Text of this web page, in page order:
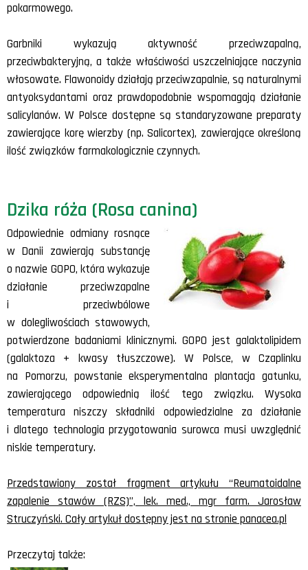
pokarmowego.
Garbniki wykazują aktywność przeciwzapalną,
przeciwbakteryjną, a także właściwości uszczelniające naczynia
włosowate. Flawonoidy działają przeciwzapalnie, są naturalnymi
antyoksydantami oraz prawdopodobnie wspomagają działanie
salicylanów. W Polsce dostępne są standaryzowane preparaty
zawierające korę wierzby (np. Salicortex), zawierające określoną
ilość związków farmakologicznie czynnych.
Dzika róża (Rosa canina)
Odpowiednie odmiany rosnące
w Danii zawierają substancję
o nazwie GOPO, która wykazuje
działanie przeciwzapalne
i przeciwbólowe
w dolegliwościach stawowych,
potwierdzone badaniami klinicznymi. GOPO jest galaktolipidem
(galaktoza + kwasy tłuszczowe). W Polsce, w Czaplinku
na Pomorzu, powstanie eksperymentalna plantacja gatunku,
zawierającego odpowiednią ilość tego związku. Wysoka
temperatura niszczy składniki odpowiedzialne za działanie
i dlatego technologia przygotowania surowca musi uwzględnić
niskie temperatury.
Przedstawiony został fragment artykułu “Reumatoidalne
zapalenie stawów (RZS)”, lek. med., mgr farm. Jarosław
Struczyński. Cały artykuł dostępny jest na stronie panacea.pl
Przeczytaj także: